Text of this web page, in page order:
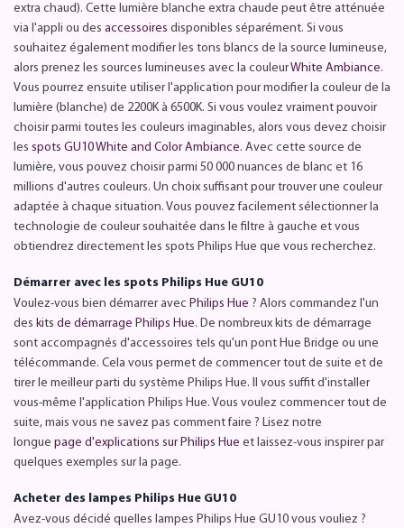
extra chaud). Cette lumière blanche extra chaude peut être atténuée
via l'appli ou des accessoires disponibles séparément. Si vous
souhaitez également modifier les tons blancs de la source lumineuse,
alors prenez les sources lumineuses avec la couleurWhite Ambiance.
Vous pourrez ensuite utiliser l'application pour modifier la couleur de la
lumière (blanche) de 2200K à 6500K. Si vous voulez vraiment pouvoir
choisir parmi toutes les couleurs imaginables, alors vous devez choisir
les spots GU10 White and Color Ambiance. Avec cette source de
lumière, vous pouvez choisir parmi 50 000 nuances de blanc et 16
millions d'autres couleurs. Un choix suffisant pour trouver une couleur
adaptée à chaque situation. Vous pouvez facilement sélectionner la
technologie de couleur souhaitée dans le filtre à gauche et vous
obtiendrez directement les spots Philips Hue que vous recherchez.
Démarrer avec les spots Philips Hue GU10
Voulez-vous bien démarrer avec Philips Hue ? Alors commandez l'un
des kits de démarrage Philips Hue. De nombreux kits de démarrage
sont accompagnés d'accessoires tels qu'un pont Hue Bridge ou une
télécommande. Cela vous permet de commencer tout de suite et de
tirer le meilleur parti du système Philips Hue. Il vous suffit d'installer
vous-même l'application Philips Hue. Vous voulez commencer tout de
suite, mais vous ne savez pas comment faire ? Lisez notre
longue page d'explications sur Philips Hue et laissez-vous inspirer par
quelques exemples sur la page.
Acheter des lampes Philips Hue GU10
Avez-vous décidé quelles lampes Philips Hue GU10 vous vouliez ?